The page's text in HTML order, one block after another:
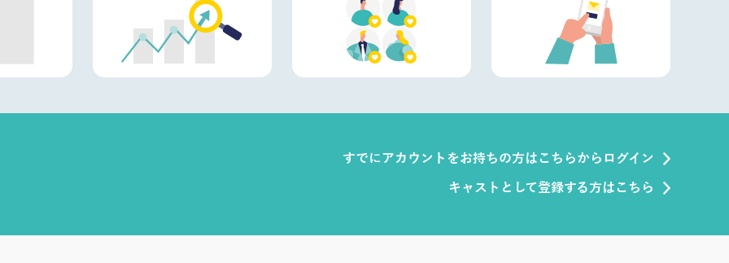
すでにアカウントをお持ちの方はこちらからログイン
キャストとして登録する方はこちら